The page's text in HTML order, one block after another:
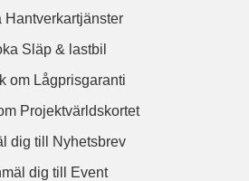
Hantverkartjänster
Släp & lastbil
om Lågprisgaranti
Projektvärldskortet
dig till Nyhetsbrev
dig till Event